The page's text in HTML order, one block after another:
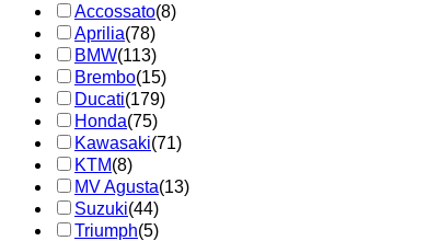
Accossato(8)
Aprilia(78)
BMW(113)
Brembo(15)
Ducati(179)
Honda(75)
Kawasaki(71)
KTM(8)
MV Agusta(13)
Suzuki(44)
Triumph(5)